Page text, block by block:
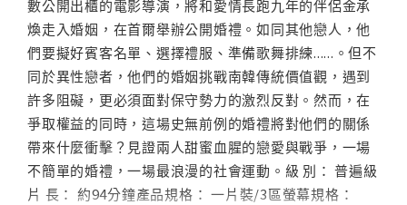
數公開出櫃的電影導演，將和愛情長跑九年的伴侶金承
煥走入婚姻，在首爾舉辦公開婚禮。如同其他戀人，他
們要擬好賓客名單、選擇禮服、準備歌舞排練......。但不
同於異性戀者，他們的婚姻挑戰南韓傳統價值觀，遇到
許多阻礙，更必須面對保守勢力的激烈反對。然而，在
爭取權益的同時，這場史無前例的婚禮將對他們的關係
帶來什麼衝擊？見證兩人甜蜜血腥的戀愛與戰爭，一場
不簡單的婚禮，一場最浪漫的社會運動。級 別： 普遍級
片 長： 約94分鐘產品規格： 一片裝/3區螢幕規格：